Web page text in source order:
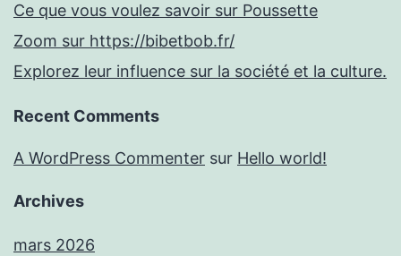
Ce que vous voulez savoir sur Poussette
Zoom sur https://bibetbob.fr/
Explorez leur influence sur la société et la culture.
Recent Comments
A WordPress Commenter sur Hello world!
Archives
mars 2026